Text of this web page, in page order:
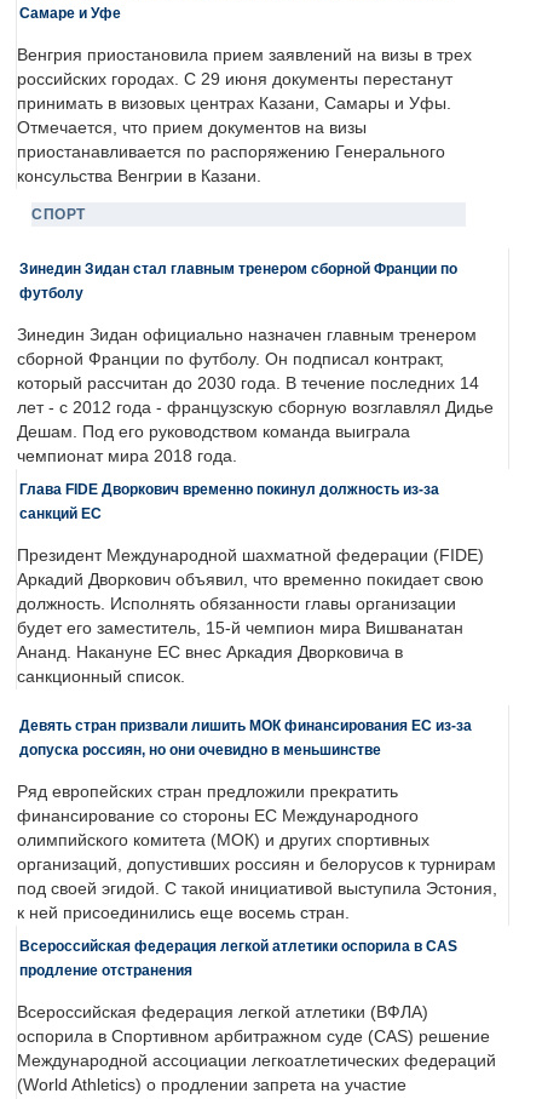
Самаре и Уфе
Венгрия приостановила прием заявлений на визы в трех
российских городах. С 29 июня документы перестанут
принимать в визовых центрах Казани, Самары и Уфы.
Отмечается, что прием документов на визы
приостанавливается по распоряжению Генерального
консульства Венгрии в Казани.
СПОРТ
Зинедин Зидан стал главным тренером сборной Франции по
футболу
Зинедин Зидан официально назначен главным тренером
сборной Франции по футболу. Он подписал контракт,
который рассчитан до 2030 года. В течение последних 14
лет - с 2012 года - французскую сборную возглавлял Дидье
Дешам. Под его руководством команда выиграла
чемпионат мира 2018 года.
Глава FIDE Дворкович временно покинул должность из-за
санкций ЕС
Президент Международной шахматной федерации (FIDE)
Аркадий Дворкович объявил, что временно покидает свою
должность. Исполнять обязанности главы организации
будет его заместитель, 15-й чемпион мира Вишванатан
Ананд. Накануне ЕС внес Аркадия Дворковича в
санкционный список.
Девять стран призвали лишить МОК финансирования ЕС из-за
допуска россиян, но они очевидно в меньшинстве
Ряд европейских стран предложили прекратить
финансирование со стороны ЕС Международного
олимпийского комитета (МОК) и других спортивных
организаций, допустивших россиян и белорусов к турнирам
под своей эгидой. С такой инициативой выступила Эстония,
к ней присоединились еще восемь стран.
Всероссийская федерация легкой атлетики оспорила в CAS
продление отстранения
Всероссийская федерация легкой атлетики (ВФЛА)
оспорила в Спортивном арбитражном суде (CAS) решение
Международной ассоциации легкоатлетических федераций
(World Athletics) о продлении запрета на участие